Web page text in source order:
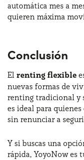
automática mes a
quieren máxima
Conclusión
El renting flexible
nuevas formas de
renting tradicional y
es ideal para
sin renunciar a
Y si buscas una
rápida, YoyoNow es